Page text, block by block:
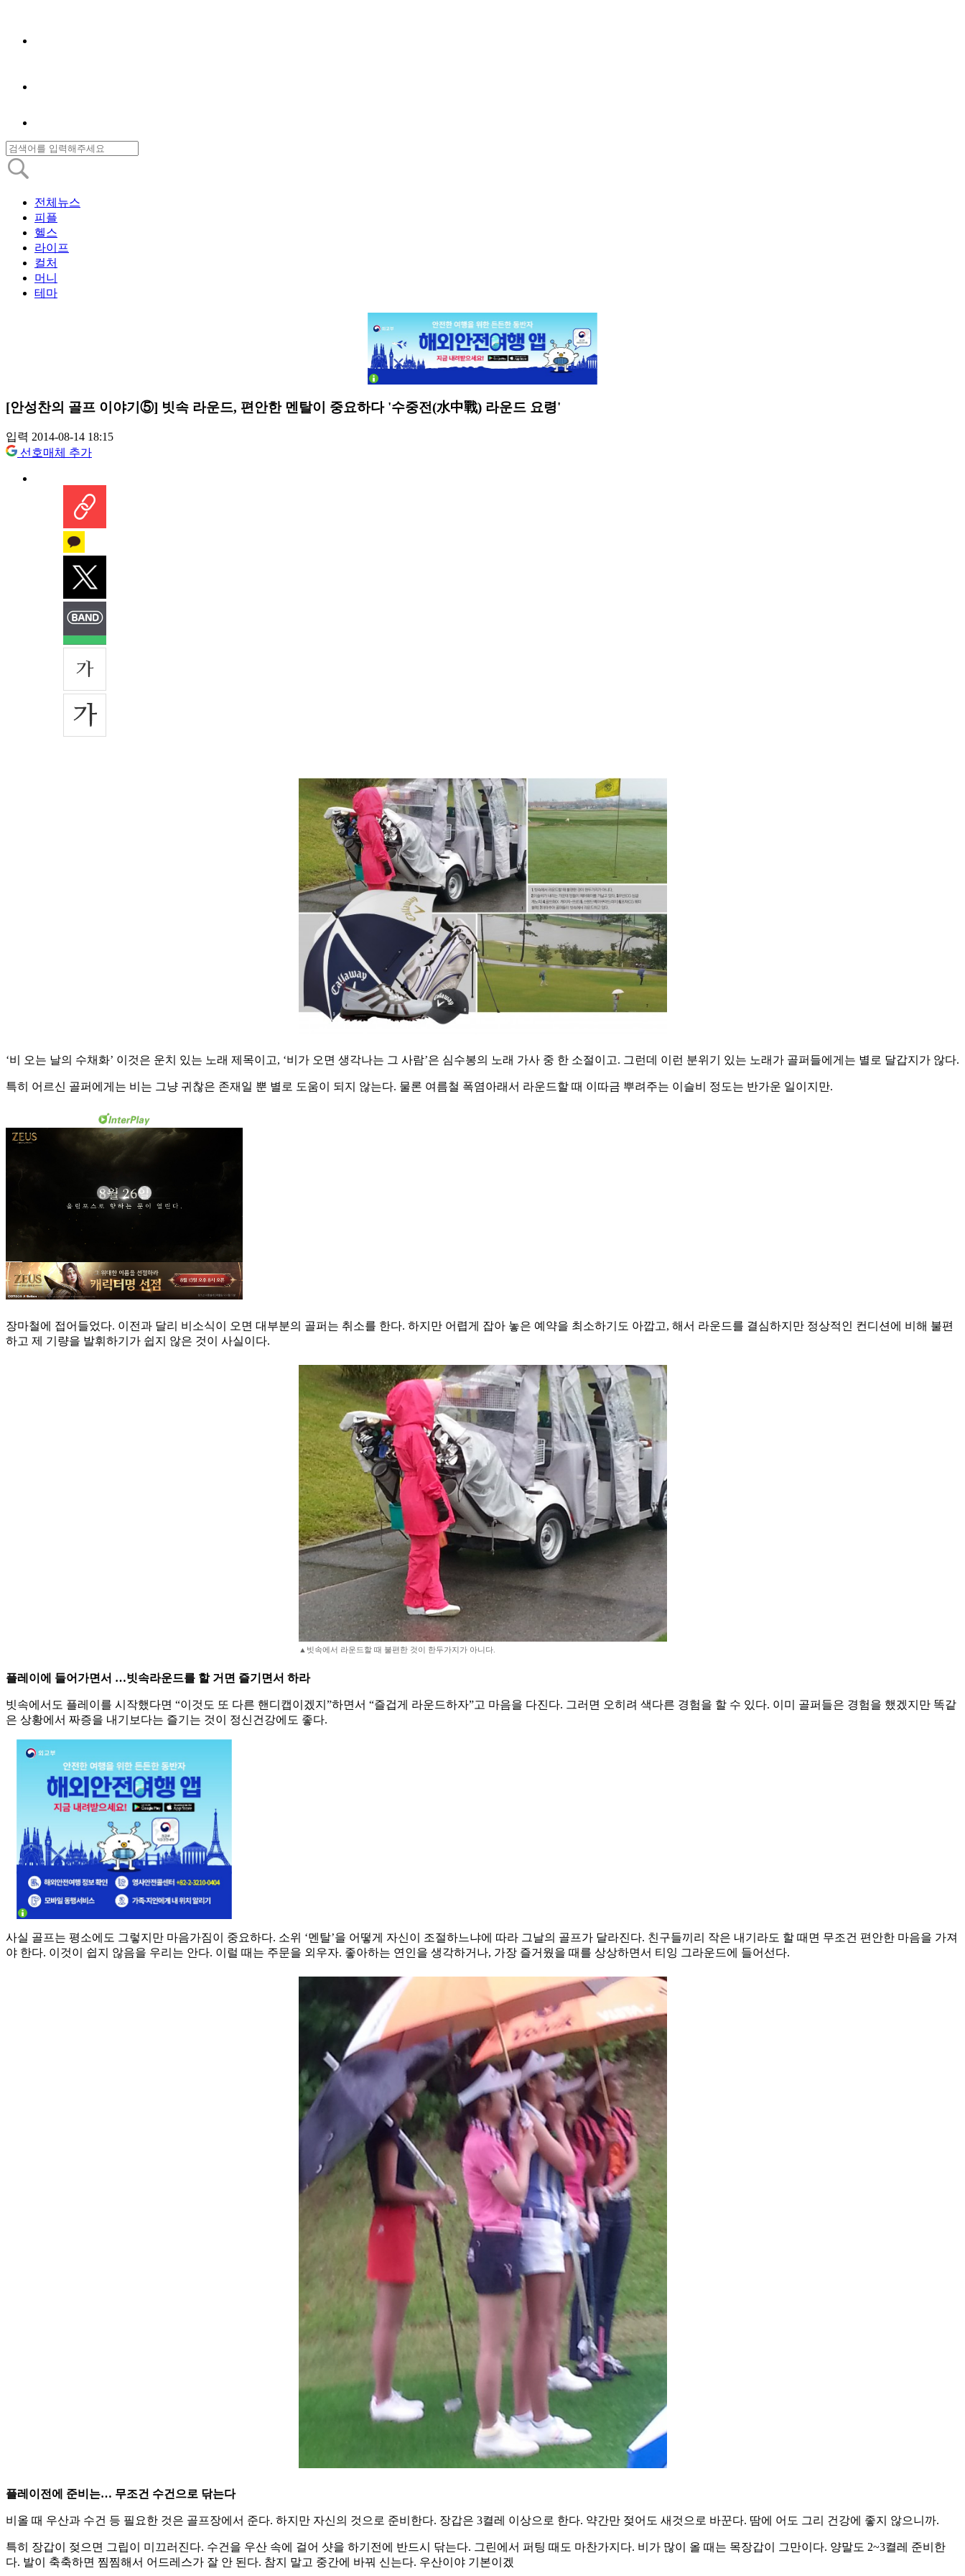
전체뉴스
피플
헬스
라이프
컬처
머니
테마
[안성찬의 골프 이야기⑤] 빗속 라운드, 편안한 멘탈이 중요하다 '수중전(水中戰) 라운드 요령'
입력 2014-08-14 18:15
선호매체 추가
‘비 오는 날의 수채화’ 이것은 운치 있는 노래 제목이고, ‘비가 오면 생각나는 그 사람’은 심수봉의 노래 가사 중 한 소절이고. 그런데 이런 분위기 있는 노래가 골퍼들에게는 별로 달갑지가 않다.
특히 어르신 골퍼에게는 비는 그냥 귀찮은 존재일 뿐 별로 도움이 되지 않는다. 물론 여름철 폭염아래서 라운드할 때 이따금 뿌려주는 이슬비 정도는 반가운 일이지만.
장마철에 접어들었다. 이전과 달리 비소식이 오면 대부분의 골퍼는 취소를 한다. 하지만 어렵게 잡아 놓은 예약을 최소하기도 아깝고, 해서 라운드를 결심하지만 정상적인 컨디션에 비해 불편
하고 제 기량을 발휘하기가 쉽지 않은 것이 사실이다.
▲빗속에서 라운드할 때 불편한 것이 한두가지가 아니다.
플레이에 들어가면서 …빗속라운드를 할 거면 즐기면서 하라
빗속에서도 플레이를 시작했다면 “이것도 또 다른 핸디캡이겠지”하면서 “즐겁게 라운드하자”고 마음을 다진다. 그러면 오히려 색다른 경험을 할 수 있다. 이미 골퍼들은 경험을 했겠지만 똑같
은 상황에서 짜증을 내기보다는 즐기는 것이 정신건강에도 좋다.
사실 골프는 평소에도 그렇지만 마음가짐이 중요하다. 소위 ‘멘탈’을 어떻게 자신이 조절하느냐에 따라 그날의 골프가 달라진다. 친구들끼리 작은 내기라도 할 때면 무조건 편안한 마음을 가져
야 한다. 이것이 쉽지 않음을 우리는 안다. 이럴 때는 주문을 외우자. 좋아하는 연인을 생각하거나, 가장 즐거웠을 때를 상상하면서 티잉 그라운드에 들어선다.
플레이전에 준비는… 무조건 수건으로 닦는다
비올 때 우산과 수건 등 필요한 것은 골프장에서 준다. 하지만 자신의 것으로 준비한다. 장갑은 3켤레 이상으로 한다. 약간만 젖어도 새것으로 바꾼다. 땀에 어도 그리 건강에 좋지 않으니까.
특히 장갑이 젖으면 그립이 미끄러진다. 수건을 우산 속에 걸어 샷을 하기전에 반드시 닦는다. 그린에서 퍼팅 때도 마찬가지다. 비가 많이 올 때는 목장갑이 그만이다. 양말도 2~3켤레 준비한
다. 발이 축축하면 찜찜해서 어드레스가 잘 안 된다. 참지 말고 중간에 바꿔 신는다. 우산이야 기본이겠